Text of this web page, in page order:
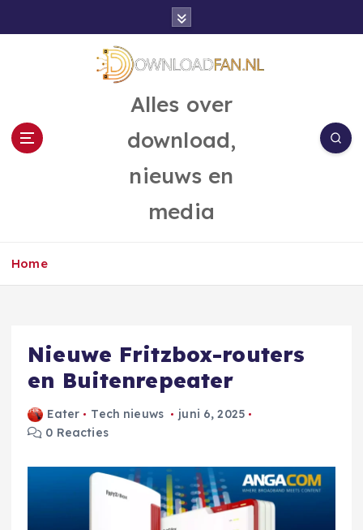
Alles over
download,
nieuws en
media
Home
Nieuwe Fritzbox-routers
en Buitenrepeater
Eater Tech nieuws
juni 6, 2025
0 Reacties